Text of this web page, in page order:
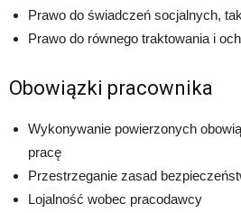
Prawo do świadczeń socjalnych,
Prawo do równego traktowania i
Obowiązki pracownika
Wykonywanie powierzonych
pracę
Przestrzeganie zasad
Lojalność wobec pracodawcy